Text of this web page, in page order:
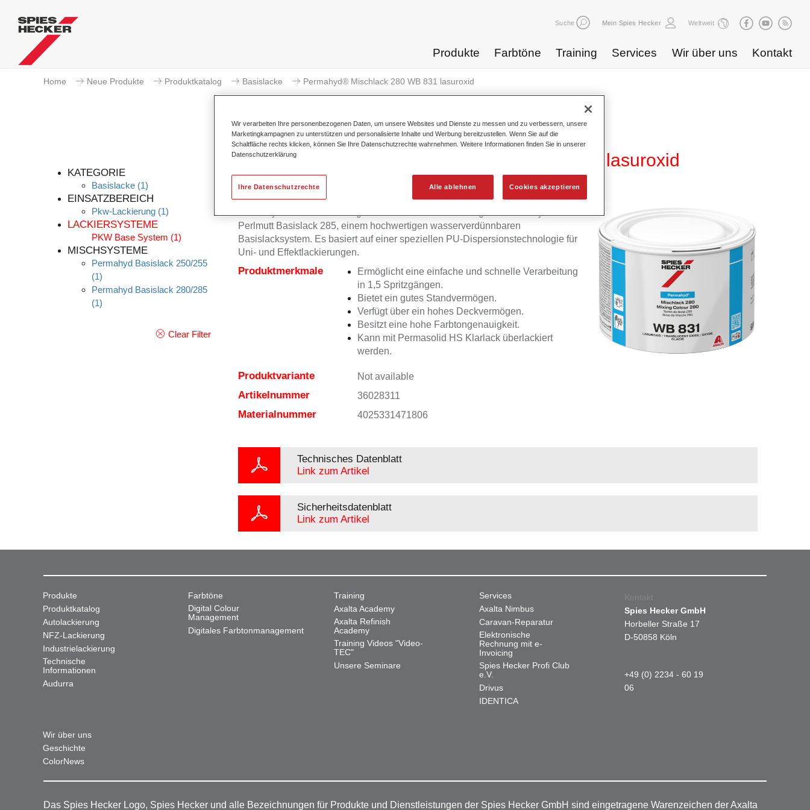
Suche Mein Spies Hecker Weltweit
Produkte Farbtöne Training Services Wir über uns Kontakt
Home Neue Produkte Produktkatalog Basislacke Permahyd® Mischlack 280 WB 831 lasuroxid
KATEGORIE
Basislacke (1)
EINSATZBEREICH
Pkw-Lackierung (1)
LACKIERSYSTEME
PKW Base System (1)
MISCHSYSTEME
Permahyd Basislack 250/255
(1)
Permahyd Basislack 280/285
(1)
Clear Filter
Permahyd® Mischlack 280 WB 831 lasuroxid
Perlmutt Basislack 285, einem hochwertigen wasserverdünnbaren
Basislacksystem. Es basiert auf einer speziellen PU-Dispersionstechnologie für
Uni- und Effektlackierungen.
Produktmerkmale
Ermöglicht eine einfache und schnelle Verarbeitung
in 1,5 Spritzgängen.
Bietet ein gutes Standvermögen.
Verfügt über ein hohes Deckvermögen.
Besitzt eine hohe Farbtongenauigkeit.
Kann mit Permasolid HS Klarlack überlackiert
werden.
Produktvariante Not available
Artikelnummer 36028311
Materialnummer 4025331471806
Technisches Datenblatt
Link zum Artikel
Sicherheitsdatenblatt
Link zum Artikel
Produkte
Produktkatalog
Autolackierung
NFZ-Lackierung
Industrielackierung
Technische
Informationen
Audurra
Farbtöne
Digital Colour
Management
Digitales Farbtonmanagement
Training
Axalta Academy
Axalta Refinish
Academy
Training Videos "Video-
TEC"
Unsere Seminare
Services
Axalta Nimbus
Caravan-Reparatur
Elektronische
Rechnung mit e-
Invoicing
Spies Hecker Profi Club
e.V.
Drivus
IDENTICA
Wir über uns
Geschichte
ColorNews
Kontakt
Spies Hecker GmbH
Horbeller Straße 17
D-50858 Köln
+49 (0) 2234 - 60 19
06
Das Spies Hecker Logo, Spies Hecker und alle Bezeichnungen für Produkte und Dienstleistungen der Spies Hecker GmbH sind eingetragene Warenzeichen der Axalta
Wir verarbeiten Ihre personenbezogenen Daten, um unsere Websites und Dienste zu messen und zu verbessern, unsere
Marketingkampagnen zu unterstützen und personalisierte Inhalte und Werbung bereitzustellen. Wenn Sie auf die
Schaltfläche rechts klicken, können Sie Ihre Datenschutzrechte wahrnehmen. Weitere Informationen finden Sie in unserer
Datenschutzerklärung
Alle ablehnen Cookies akzeptieren
Ihre Datenschutzrechte